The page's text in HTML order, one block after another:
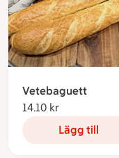
Vetebaguett
14.10 kr
Lägg till